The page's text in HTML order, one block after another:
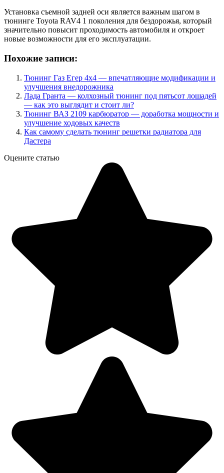
Установка съемной задней оси является важным шагом в
тюнинге Toyota RAV4 1 поколения для бездорожья, который
значительно повысит проходимость автомобиля и откроет
новые возможности для его эксплуатации.
Похожие записи:
Тюнинг Газ Егер 4х4 — впечатляющие модификации и
улучшения внедорожника
Лада Гранта — колхозный тюнинг под пятьсот лошадей
— как это выглядит и стоит ли?
Тюнинг ВАЗ 2109 карбюратор — доработка мощности и
улучшение ходовых качеств
Как самому сделать тюнинг решетки радиатора для
Дастера
Оцените статью